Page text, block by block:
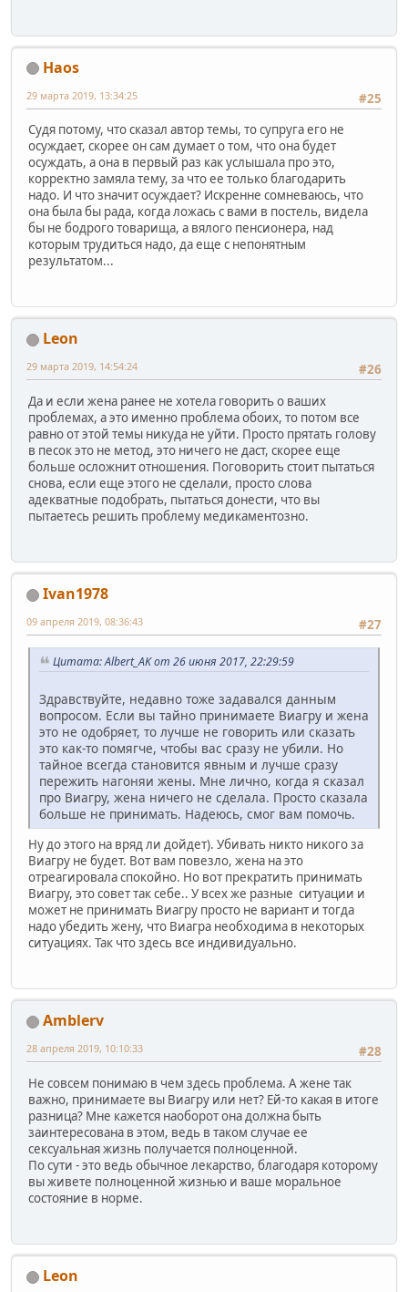
Haos
#25
29 марта 2019, 13:34:25
Судя потому, что сказал автор темы, то супруга его не
осуждает, скорее он сам думает о том, что она будет
осуждать, а она в первый раз как услышала про это,
корректно замяла тему, за что ее только благодарить
надо. И что значит осуждает? Искренне сомневаюсь, что
она была бы рада, когда ложась с вами в постель, видела
бы не бодрого товарища, а вялого пенсионера, над
которым трудиться надо, да еще с непонятным
результатом...
Leon
#26
29 марта 2019, 14:54:24
Да и если жена ранее не хотела говорить о ваших
проблемах, а это именно проблема обоих, то потом все
равно от этой темы никуда не уйти. Просто прятать голову
в песок это не метод, это ничего не даст, скорее еще
больше осложнит отношения. Поговорить стоит пытаться
снова, если еще этого не сделали, просто слова
адекватные подобрать, пытаться донести, что вы
пытаетесь решить проблему медикаментозно.
Ivan1978
#27
09 апреля 2019, 08:36:43
Цитата: Albert_AK от 26 июня 2017, 22:29:59
Здравствуйте, недавно тоже задавался данным
вопросом. Если вы тайно принимаете Виагру и жена
это не одобряет, то лучше не говорить или сказать
это как-то помягче, чтобы вас сразу не убили. Но
тайное всегда становится явным и лучше сразу
пережить нагоняи жены. Мне лично, когда я сказал
про Виагру, жена ничего не сделала. Просто сказала
больше не принимать. Надеюсь, смог вам помочь.
Ну до этого на вряд ли дойдет). Убивать никто никого за
Виагру не будет. Вот вам повезло, жена на это
отреагировала спокойно. Но вот прекратить принимать
Виагру, это совет так себе.. У всех же разные ситуации и
может не принимать Виагру просто не вариант и тогда
надо убедить жену, что Виагра необходима в некоторых
ситуациях. Так что здесь все индивидуально.
Amblerv
#28
28 апреля 2019, 10:10:33
Не совсем понимаю в чем здесь проблема. А жене так
важно, принимаете вы Виагру или нет? Ей-то какая в итоге
разница? Мне кажется наоборот она должна быть
заинтересована в этом, ведь в таком случае ее
сексуальная жизнь получается полноценной.
По сути - это ведь обычное лекарство, благодаря которому
вы живете полноценной жизнью и ваше моральное
состояние в норме.
Leon